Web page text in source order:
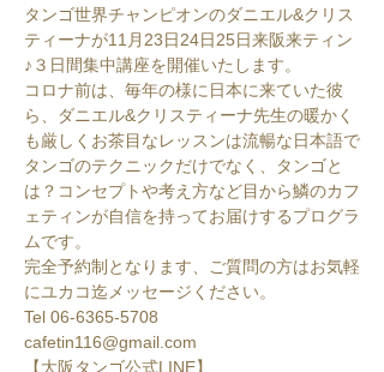
タンゴ世界チャンピオンのダニエル&クリス
ティーナが11月23日24日25日来阪来ティン
♪３日間集中講座を開催いたします。
コロナ前は、毎年の様に日本に来ていた彼
ら、ダニエル&クリスティーナ先生の暖かく
も厳しくお茶目なレッスンは流暢な日本語で
タンゴのテクニックだけでなく、タンゴと
は？コンセプトや考え方など目から鱗のカフ
ェティンが自信を持ってお届けするプログラ
ムです。
完全予約制となります、ご質問の方はお気軽
にユカコ迄メッセージください。
Tel 06-6365-5708
cafetin116@gmail.com